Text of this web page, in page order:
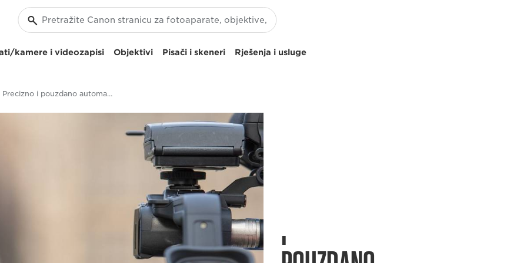
kamere i videozapisi Objektivi Pisači i skeneri Rješenja i usluge
Precizno i pouzdano automatsko izoštravanje
I